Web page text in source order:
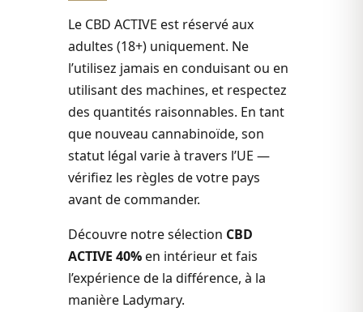
Le CBD ACTIVE est réservé aux
adultes (18+) uniquement. Ne
l’utilisez jamais en conduisant ou en
utilisant des machines, et respectez
des quantités raisonnables. En tant
que nouveau cannabinoïde, son
statut légal varie à travers l’UE —
vérifiez les règles de votre pays
avant de commander.
Découvre notre sélection CBD
ACTIVE 40%en intérieur et fais
l’expérience de la différence, à la
manière Ladymary.